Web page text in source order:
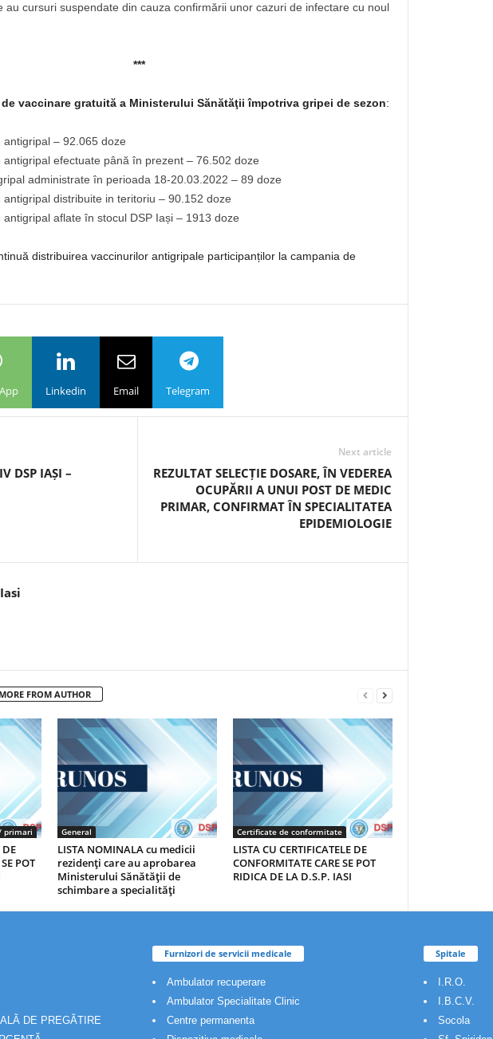
au cursuri suspendate din cauza confirmării unor cazuri de infectare cu noul
***
vaccinare gratuită a Ministerului Sănătăţii împotriva gripei de sezon:
antigripal – 92.065 doze
antigripal efectuate până în prezent – 76.502 doze
administrate în perioada 18-20.03.2022 – 89 doze
antigripal distribuite in teritoriu – 90.152 doze
antigripal aflate în stocul DSP Iași – 1913 doze
distribuirea vaccinurilor antigripale participanților la campania de
Linkedin Email Telegram
DSP IAȘI –
Next article
REZULTAT SELECȚIE DOSARE, ÎN VEDEREA
OCUPĂRII A UNUI POST DE MEDIC
PRIMAR, CONFIRMAT ÎN SPECIALITATEA
EPIDEMIOLOGIE
MORE FROM AUTHOR
primari
DE
POT
General
LISTA NOMINALA cu medicii
rezidenţi care au aprobarea
Ministerului Sănătăţii de
schimbare a specialităţi
Certificate de conformitate
LISTA CU CERTIFICATELE DE
CONFORMITATE CARE SE POT
RIDICA DE LA D.S.P. IASI
DE PREGĂTIRE
Furnizori de servicii medicale
Ambulator recuperare
Ambulator Specialitate Clinic
Centre permanenta
Spitale
I.R.O.
I.B.C.V.
Socola